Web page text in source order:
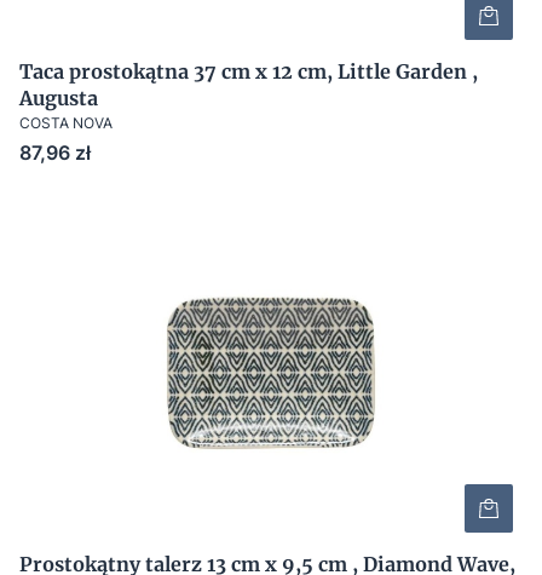
Taca prostokątna 37 cm x 12 cm, Little Garden ,
Augusta
COSTA NOVA
Cena
87,96 zł
Prostokątny talerz 13 cm x 9,5 cm , Diamond Wave,